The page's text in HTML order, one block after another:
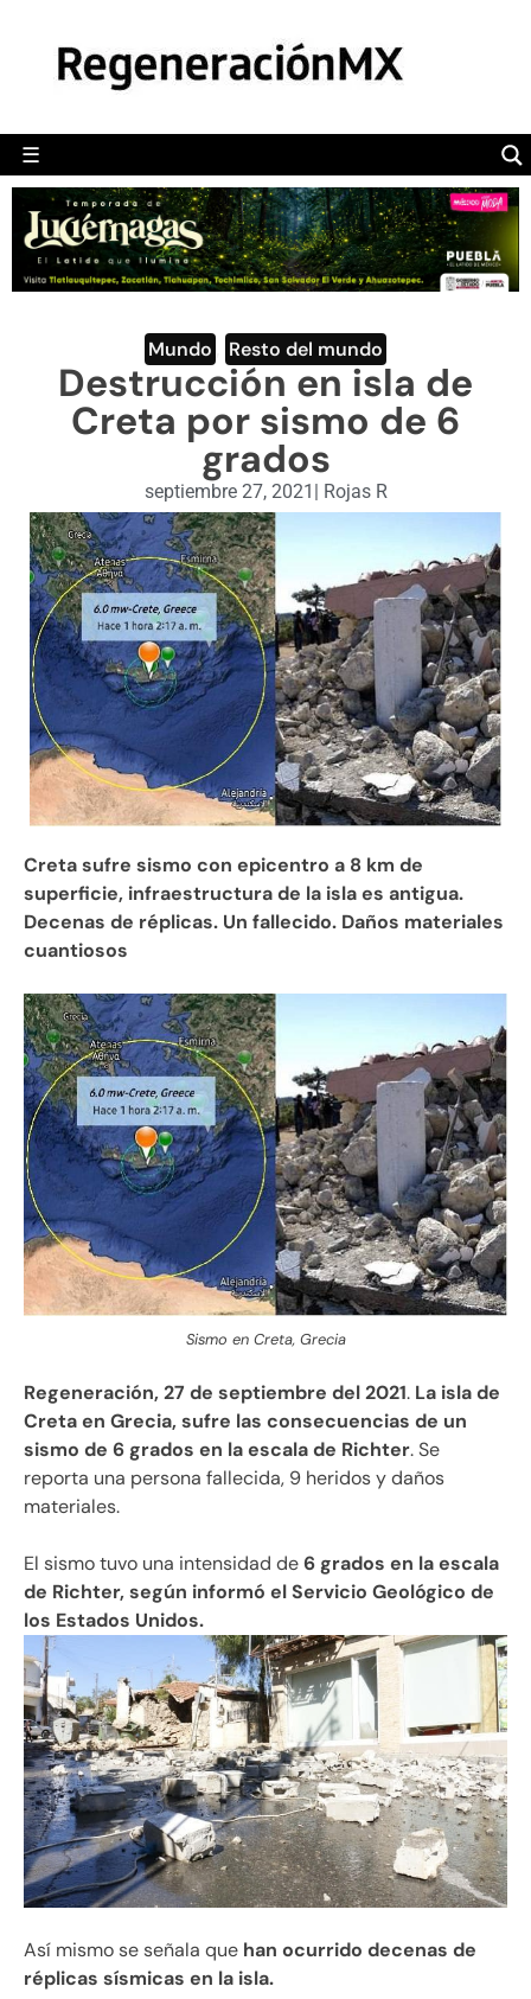
☰
POLÍTICA
CAMALEÓN
OPINIÓN
DEPORTES
ENGLISH SECTION
VIDEOS
Mundo Resto del mundo
Destrucción en isla de
Creta por sismo de 6
grados
septiembre 27, 2021 | Rojas R
Creta sufre sismo con epicentro a 8 km de
superficie, infraestructura de la isla es antigua.
Decenas de réplicas. Un fallecido. Daños materiales
cuantiosos
Sismo en Creta, Grecia
Regeneración, 27 de septiembre del 2021. La isla de
Creta en Grecia, sufre las consecuencias de un
sismo de 6 grados en la escala de Richter. Se
reporta una persona fallecida, 9 heridos y daños
materiales.
El sismo tuvo una intensidad de6 grados en la escala
de Richter, según informó el Servicio Geológico de
los Estados Unidos.
Así mismo se señala que han ocurrido decenas de
réplicas sísmicas en la isla.